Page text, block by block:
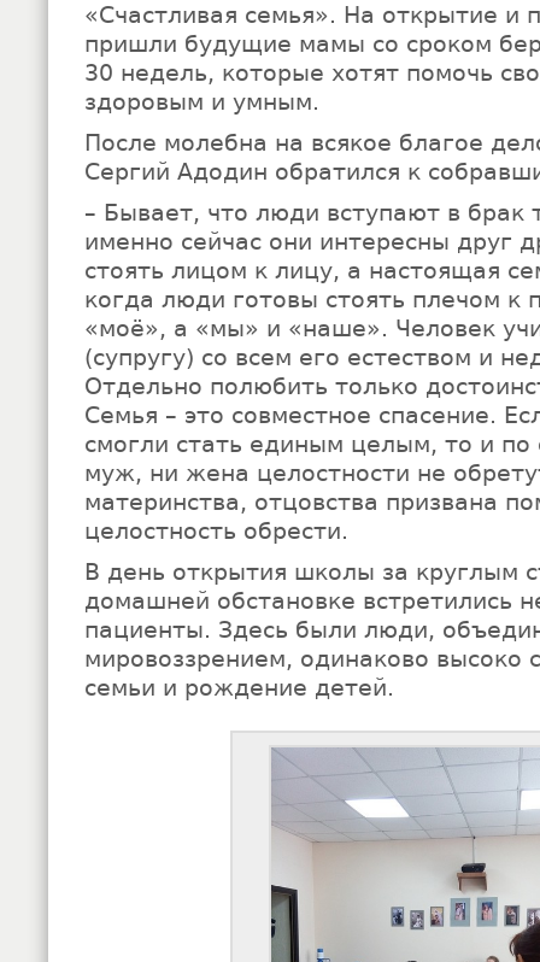
«Счастливая семья». На открытие и
пришли будущие мамы со сроком
30 недель, которые хотят помочь
здоровым и умным.
После молебна на всякое благое
Сергий Адодин обратился к
– Бывает, что люди вступают в брак
именно сейчас они интересны друг
стоять лицом к лицу, а настоящая
когда люди готовы стоять плечом к
«моё», а «мы» и «наше». Человек
(супругу) со всем его естеством и
Отдельно полюбить только
Семья – это совместное спасение.
смогли стать единым целым, то и по
муж, ни жена целостности не
материнства, отцовства призвана
целостность обрести.
В день открытия школы за круглым
домашней обстановке встретились
пациенты. Здесь были люди,
мировоззрением, одинаково высоко
семьи и рождение детей.